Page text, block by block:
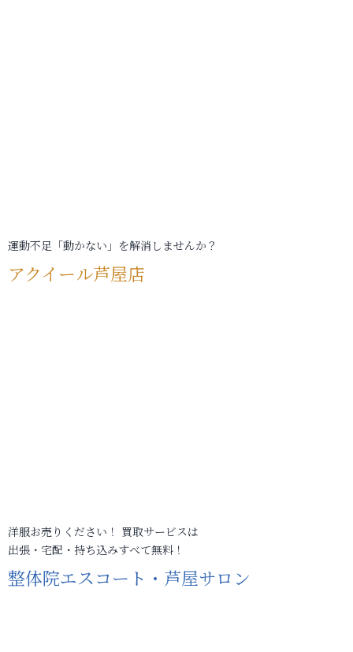
運動不足「動かない」を解消しませんか？
アクイール芦屋店
洋服お売りください！ 買取サービスは
出張・宅配・持ち込みすべて無料！
整体院エスコート・芦屋サロン